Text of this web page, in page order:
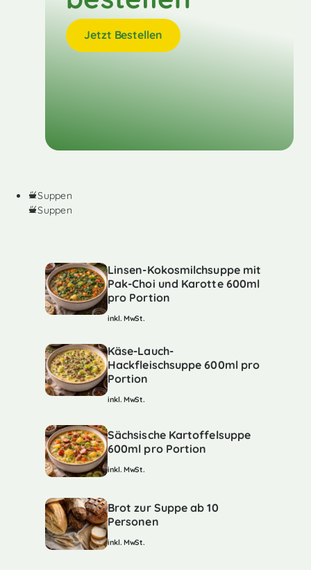
Jetzt Bestellen
Suppen
Suppen
Linsen-Kokosmilchsuppe mit
Pak-Choi und Karotte 600ml
pro Portion
inkl. MwSt.
Käse-Lauch-
Hackfleischsuppe 600ml pro
Portion
inkl. MwSt.
Sächsische Kartoffelsuppe
600ml pro Portion
inkl. MwSt.
Brot zur Suppe ab 10
Personen
inkl. MwSt.